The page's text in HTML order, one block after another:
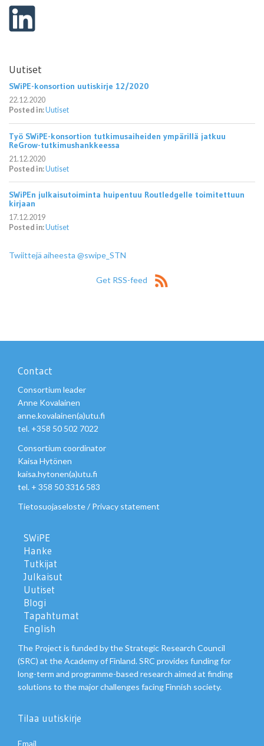
Uutiset
SWiPE-konsortion uutiskirje 12/2020
22.12.2020
Posted in:Uutiset
Työ SWiPE-konsortion tutkimusaiheiden ympärillä jatkuu
ReGrow-tutkimushankkeessa
21.12.2020
Posted in:Uutiset
SWiPEn julkaisutoiminta huipentuu Routledgelle toimitettuun
kirjaan
17.12.2019
Posted in:Uutiset
Twiittejä aiheesta @swipe_STN
Get RSS-feed
Contact
Consortium leader
Anne Kovalainen
anne.kovalainen(a)utu.fi
tel. +358 50 502 7022
Consortium coordinator
Kaisa Hytönen
kaisa.hytonen(a)utu.fi
tel. + 358 50 3316 583
Tietosuojaseloste/ Privacy statement
SWiPE
Hanke
Tutkijat
Julkaisut
Uutiset
Blogi
Tapahtumat
English
The Project is funded by the Strategic Research Council
(SRC) at the Academy of Finland. SRC provides funding for
long-term and programme-based research aimed at finding
solutions to the major challenges facing Finnish society.
Tilaa uutiskirje
Email